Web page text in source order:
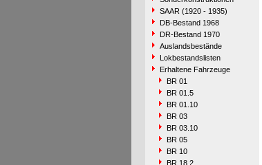
SAAR (1920 - 1935)
DB-Bestand 1968
DR-Bestand 1970
Auslandsbestände
Lokbestandslisten
Erhaltene Fahrzeuge
BR 01
BR 01.5
BR 01.10
BR 03
BR 03.10
BR 05
BR 10
BR 18.2